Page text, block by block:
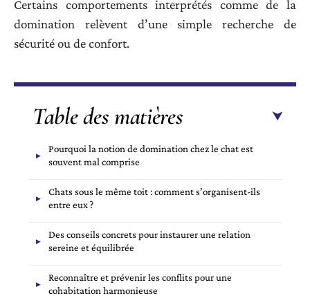
Certains comportements interprétés comme de la
domination relèvent d’une simple recherche de
sécurité ou de confort.
Table des matières
Pourquoi la notion de domination chez le chat est
souvent mal comprise
Chats sous le même toit : comment s’organisent-ils
entre eux ?
Des conseils concrets pour instaurer une relation
sereine et équilibrée
Reconnaître et prévenir les conflits pour une
cohabitation harmonieuse